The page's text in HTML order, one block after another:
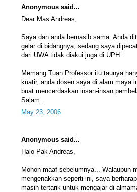
Anonymous said...
Dear Mas Andreas,
Saya dan anda bernasib sama. Anda
gelar di bidangnya, sedang saya
dari UWA tidak diakui juga di UPH.
Memang Tuan Professor itu taunya
kuatir, anda dosen saya di alam maya
buat mencerdaskan insan-insan
Salam.
May 23, 2006
Anonymous said...
Halo Pak Andreas,
Mohon maaf sebelumnya... Walaupun
mengenakkan seperti ini, saya
masih tertarik untuk mengajar di